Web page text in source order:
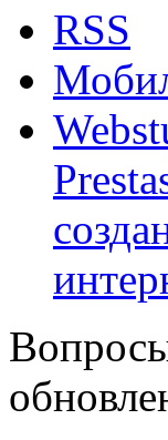
RSS